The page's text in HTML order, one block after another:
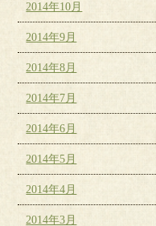
2014年10月
2014年9月
2014年8月
2014年7月
2014年6月
2014年5月
2014年4月
2014年3月